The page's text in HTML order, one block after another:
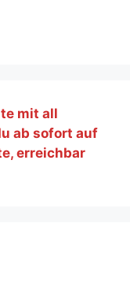
mit all
ab sofort auf
erreichbar